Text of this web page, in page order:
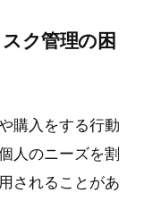
ク管理の困
購入をする行動
人のニーズを割
されることがあ